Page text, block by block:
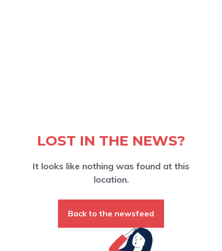
LOST IN THE NEWS?
It looks like nothing was found at this
location.
Back to the newsfeed